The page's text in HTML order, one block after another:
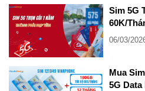
Sim 5G
60K/
06/03/
Mua
5G Data